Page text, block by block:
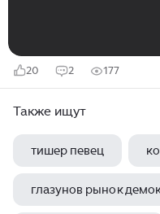
20 2 177
Также ищут
тишер певец
глазунов рынок